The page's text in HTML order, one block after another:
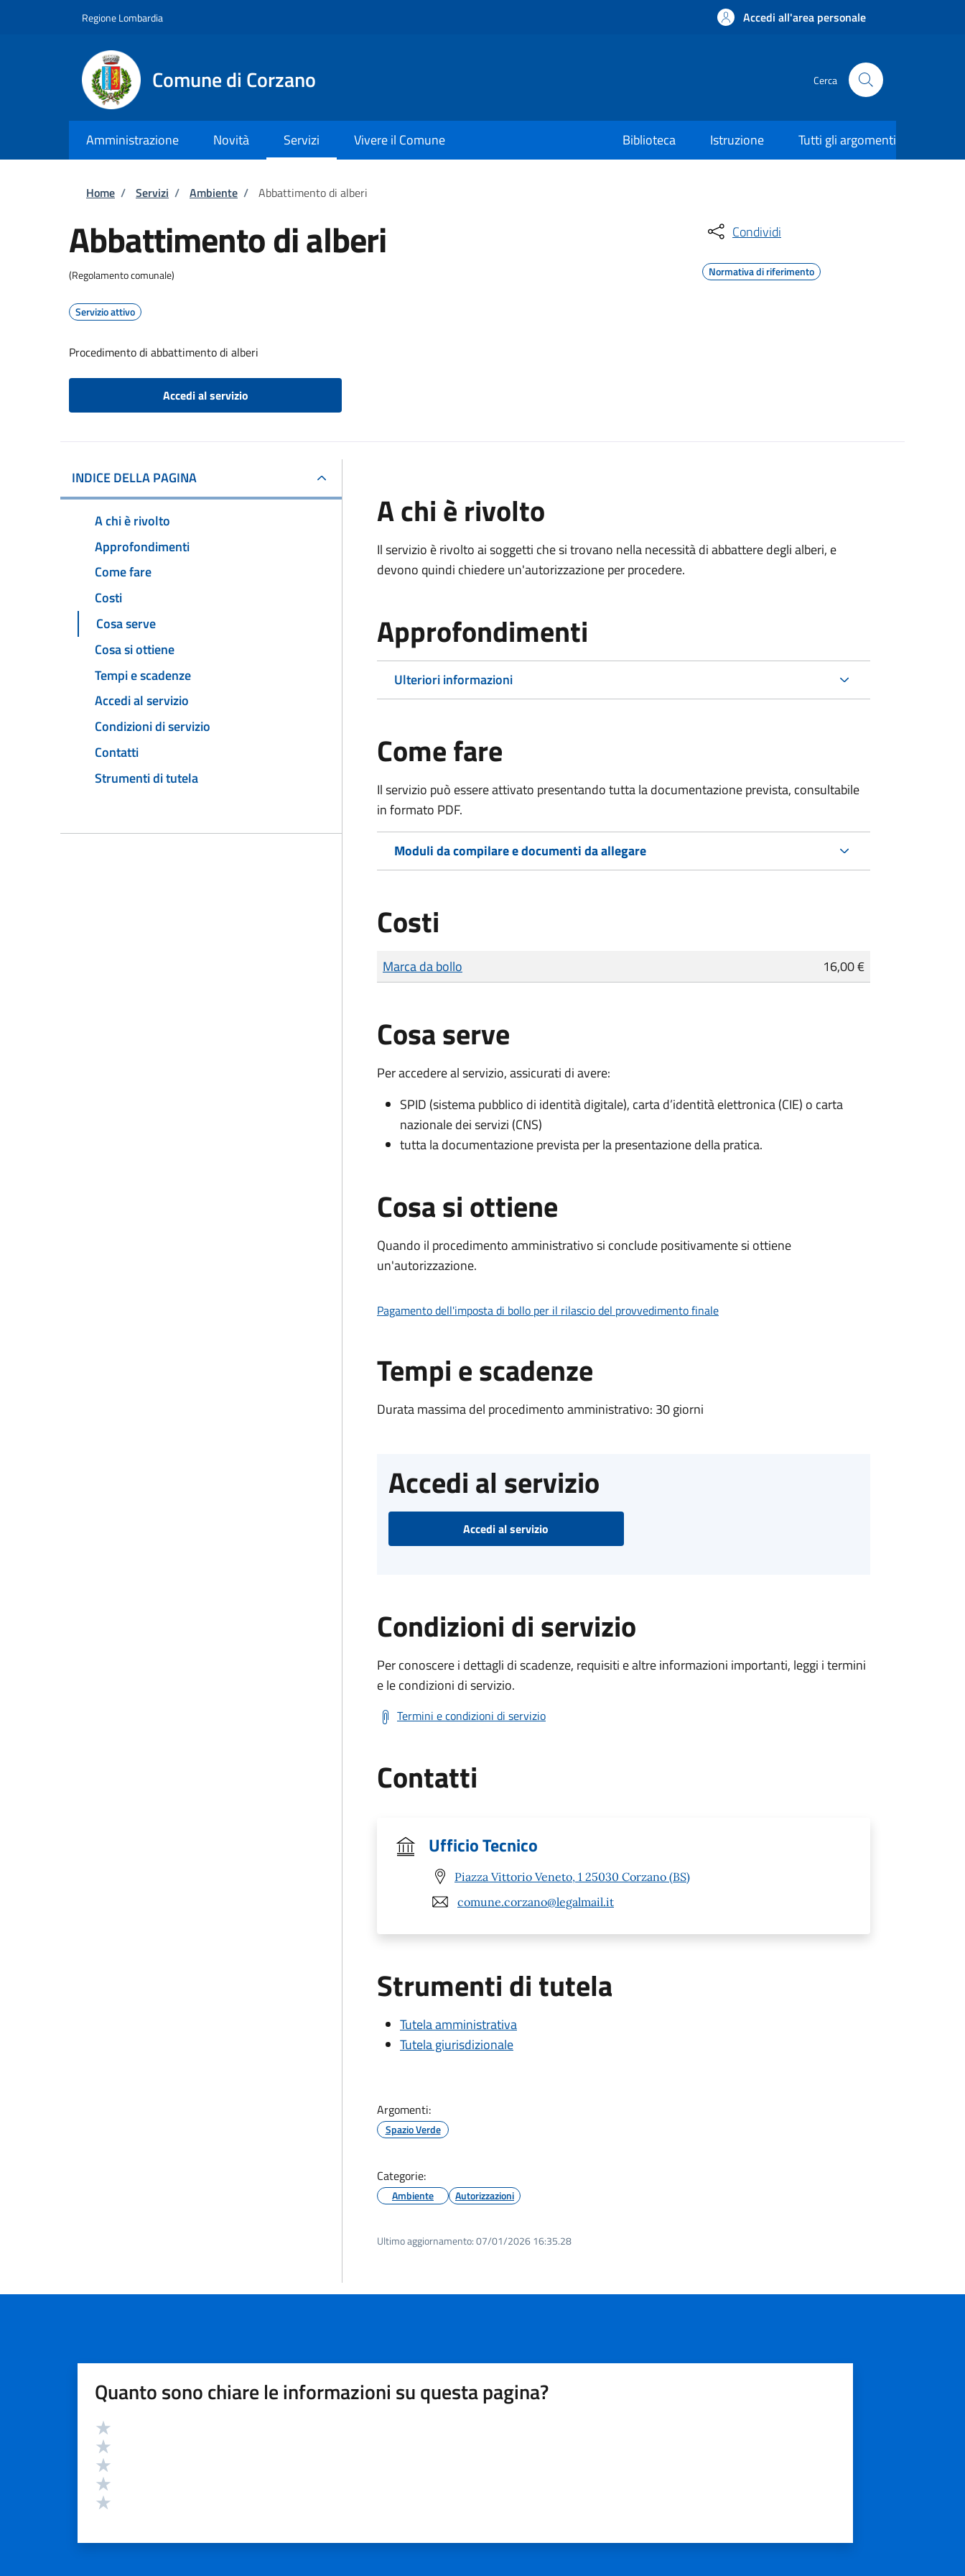
Regione Lombardia Accedi all'area personale
Comune di Corzano Cerca
Amministrazione Novità Servizi Vivere il Comune Biblioteca Istruzione Tutti gli argomenti
Briciole di pane
Home / Servizi / Ambiente / Abbattimento di alberi
Abbattimento di alberi
(Regolamento comunale)
Servizio attivo
Procedimento di abbattimento di alberi
Accedi al servizio
Condividi
Normativa di riferimento
INDICE DELLA PAGINA
A chi è rivolto
Approfondimenti
Come fare
Costi
Cosa serve
Cosa si ottiene
Tempi e scadenze
Accedi al servizio
Condizioni di servizio
Contatti
Strumenti di tutela
A chi è rivolto
Il servizio è rivolto ai soggetti che si trovano nella necessità di abbattere degli alberi, e
devono quindi chiedere un'autorizzazione per procedere.
Approfondimenti
Ulteriori informazioni
Come fare
Il servizio può essere attivato presentando tutta la documentazione prevista, consultabile
in formato PDF.
Moduli da compilare e documenti da allegare
Costi
Tipo di pagamento
Importo
Marca da bollo 16,00 €
Cosa serve
Per accedere al servizio, assicurati di avere:
SPID (sistema pubblico di identità digitale), carta d’identità elettronica (CIE) o carta
nazionale dei servizi (CNS)
tutta la documentazione prevista per la presentazione della pratica.
Cosa si ottiene
Quando il procedimento amministrativo si conclude positivamente si ottiene
un'autorizzazione.
Pagamento dell'imposta di bollo per il rilascio del provvedimento finale
Tempi e scadenze
Durata massima del procedimento amministrativo: 30 giorni
Accedi al servizio
Accedi al servizio
Condizioni di servizio
Per conoscere i dettagli di scadenze, requisiti e altre informazioni importanti, leggi i termini
e le condizioni di servizio.
Termini e condizioni di servizio
Contatti
Ufficio Tecnico
Piazza Vittorio Veneto, 1 25030 Corzano (BS)
comune.corzano@legalmail.it
Strumenti di tutela
Tutela amministrativa
Tutela giurisdizionale
Argomenti:
Spazio Verde
Categorie:
Ambiente Autorizzazioni
Ultimo aggiornamento:07/01/2026 16:35.28
Quanto sono chiare le informazioni su questa pagina?
Valutazione